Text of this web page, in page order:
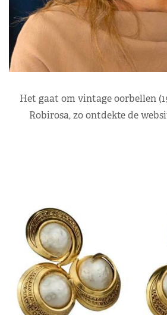
Het gaat om vintage oorbellen
Robirosa, zo ontdekte de